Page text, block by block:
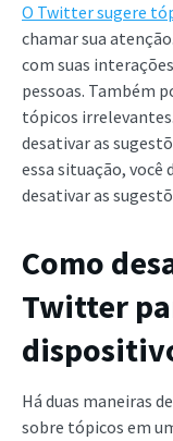
O Twitter sugere
chamar sua
com suas
pessoas. Também
tópicos
desativar as
essa situação, você
desativar as
Como
Twitter
Há duas maneiras
sobre tópicos em